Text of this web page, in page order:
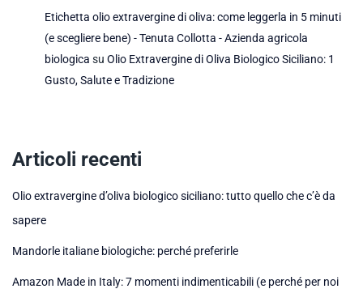
Etichetta olio extravergine di oliva: come leggerla in 5 minuti
(e scegliere bene) - Tenuta Collotta - Azienda agricola
biologica su Olio Extravergine di Oliva Biologico Siciliano: 1
Gusto, Salute e Tradizione
Articoli recenti
Olio extravergine d’oliva biologico siciliano: tutto quello che c’è da
sapere
Mandorle italiane biologiche: perché preferirle
Amazon Made in Italy: 7 momenti indimenticabili (e perché per noi